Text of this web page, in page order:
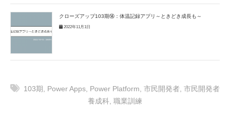
クローズアップ103期⑭：体温記録アプリ～ときどき成長も～
2022年11月1日
103期 Power Apps Power Platform 市民開発者 市民開発者
養成科 職業訓練